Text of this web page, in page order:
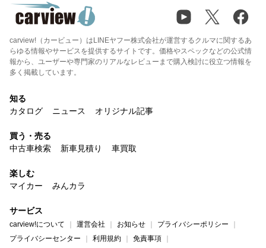
carview!（カービュー）はLINEヤフー株式会社が運営するクルマに関するあ
らゆる情報やサービスを提供するサイトです。価格やスペックなどの公式情
報から、ユーザーや専門家のリアルなレビューまで購入検討に役立つ情報を
多く掲載しています。
知る
カタログ
ニュース オリジナル記事
買う・売る
中古車検索
新車見積り 車買取
楽しむ
マイカー
みんカラ
サービス
carview!について 運営会社 お知らせ
プライバシーポリシー
プライバシーセンター
利用規約 免責事項